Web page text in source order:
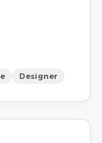
Designer